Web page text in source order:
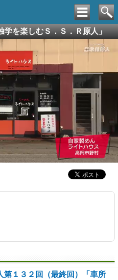
学を楽しむＳ．Ｓ．Ｒ原人」
第１３２回（最終回）「車所